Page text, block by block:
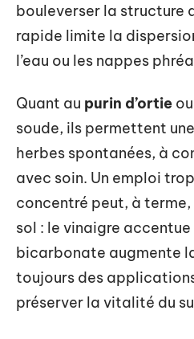
bouleverser la structure
rapide limite la
l’eau ou les nappes
Quant au purin d’ortie
soude, ils permettent
herbes spontanées, à
avec soin. Un emploi
concentré peut, à
sol : le vinaigre accentue
bicarbonate augmente
toujours des
préserver la vitalité du